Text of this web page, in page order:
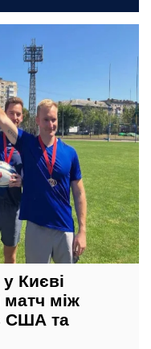
Києві
матч між
США та